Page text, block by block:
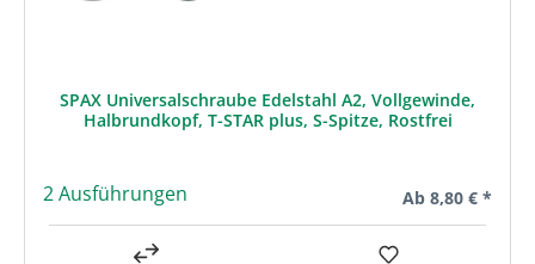
SPAX Universalschraube Edelstahl A2, Vollgewinde,
Halbrundkopf, T-STAR plus, S-Spitze, Rostfrei
2 Ausführungen Regulärer Preis:
Ab 8,80 € *